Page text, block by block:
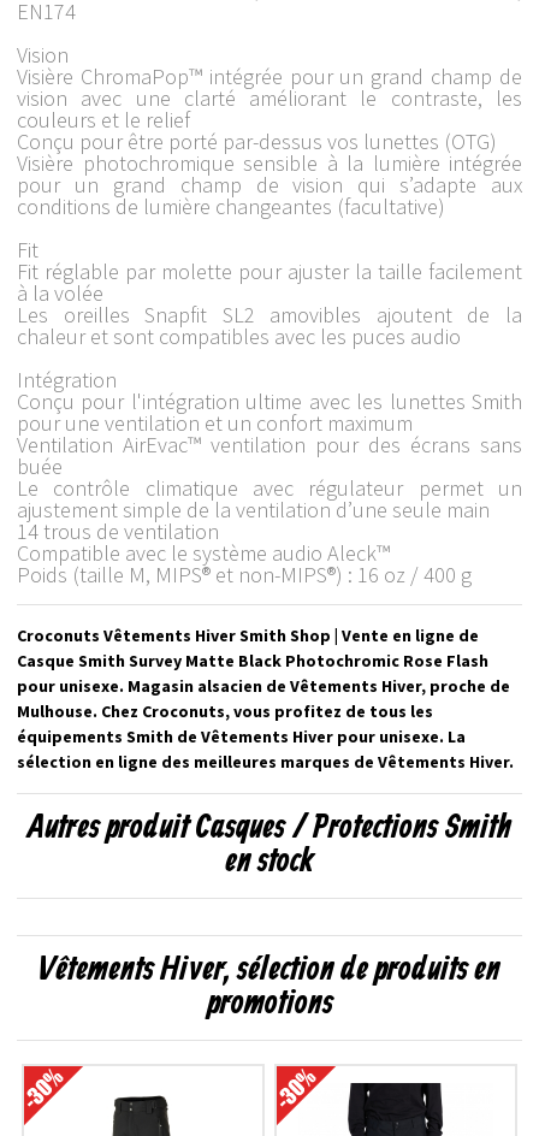
EN174
Vision
Visière ChromaPop™ intégrée pour un grand champ de
vision avec une clarté améliorant le contraste, les
couleurs et le relief
Conçu pour être porté par-dessus vos lunettes (OTG)
Visière photochromique sensible à la lumière intégrée
pour un grand champ de vision qui s’adapte aux
conditions de lumière changeantes (facultative)
Fit
Fit réglable par molette pour ajuster la taille facilement
à la volée
Les oreilles Snapfit SL2 amovibles ajoutent de la
chaleur et sont compatibles avec les puces audio
Intégration
Conçu pour l'intégration ultime avec les lunettes Smith
pour une ventilation et un confort maximum
Ventilation AirEvac™ ventilation pour des écrans sans
buée
Le contrôle climatique avec régulateur permet un
ajustement simple de la ventilation d’une seule main
14 trous de ventilation
Compatible avec le système audio Aleck™
Poids (taille M, MIPS® et non-MIPS®) : 16 oz / 400 g
Croconuts Vêtements Hiver Smith Shop | Vente en ligne de
Casque Smith Survey Matte Black Photochromic Rose Flash
pour unisexe. Magasin alsacien de Vêtements Hiver, proche de
Mulhouse. Chez Croconuts, vous profitez de tous les
équipements Smith de Vêtements Hiver pour unisexe. La
sélection en ligne des meilleures marques de Vêtements Hiver.
Autres produit Casques / Protections Smith
en stock
Vêtements Hiver, sélection de produits en
promotions